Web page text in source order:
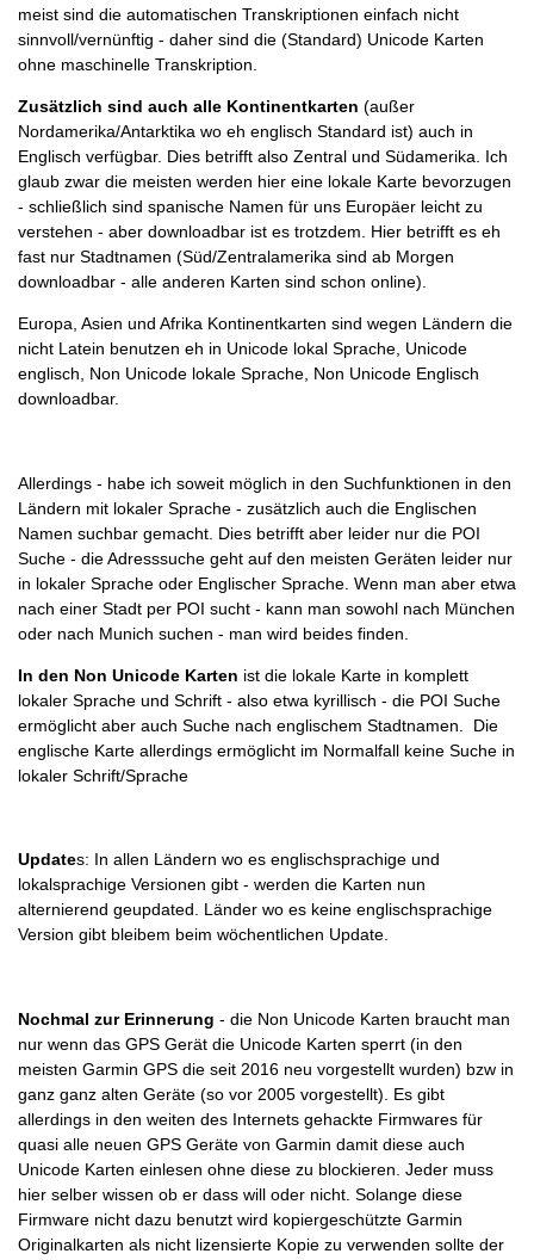
meist sind die automatischen Transkriptionen einfach nicht
sinnvoll/vernünftig - daher sind die (Standard) Unicode Karten
ohne maschinelle Transkription.
Zusätzlich sind auch alle Kontinentkarten (außer
Nordamerika/Antarktika wo eh englisch Standard ist) auch in
Englisch verfügbar. Dies betrifft also Zentral und Südamerika. Ich
glaub zwar die meisten werden hier eine lokale Karte bevorzugen
- schließlich sind spanische Namen für uns Europäer leicht zu
verstehen - aber downloadbar ist es trotzdem. Hier betrifft es eh
fast nur Stadtnamen (Süd/Zentralamerika sind ab Morgen
downloadbar - alle anderen Karten sind schon online).
Europa, Asien und Afrika Kontinentkarten sind wegen Ländern die
nicht Latein benutzen eh in Unicode lokal Sprache, Unicode
englisch, Non Unicode lokale Sprache, Non Unicode Englisch
downloadbar.
Allerdings - habe ich soweit möglich in den Suchfunktionen in den
Ländern mit lokaler Sprache - zusätzlich auch die Englischen
Namen suchbar gemacht. Dies betrifft aber leider nur die POI
Suche - die Adresssuche geht auf den meisten Geräten leider nur
in lokaler Sprache oder Englischer Sprache. Wenn man aber etwa
nach einer Stadt per POI sucht - kann man sowohl nach München
oder nach Munich suchen - man wird beides finden.
In den Non Unicode Karten ist die lokale Karte in komplett
lokaler Sprache und Schrift - also etwa kyrillisch - die POI Suche
ermöglicht aber auch Suche nach englischem Stadtnamen. Die
englische Karte allerdings ermöglicht im Normalfall keine Suche in
lokaler Schrift/Sprache
Updates: In allen Ländern wo es englischsprachige und
lokalsprachige Versionen gibt - werden die Karten nun
alternierend geupdated. Länder wo es keine englischsprachige
Version gibt bleibem beim wöchentlichen Update.
Nochmal zur Erinnerung - die Non Unicode Karten braucht man
nur wenn das GPS Gerät die Unicode Karten sperrt (in den
meisten Garmin GPS die seit 2016 neu vorgestellt wurden) bzw in
ganz ganz alten Geräte (so vor 2005 vorgestellt). Es gibt
allerdings in den weiten des Internets gehackte Firmwares für
quasi alle neuen GPS Geräte von Garmin damit diese auch
Unicode Karten einlesen ohne diese zu blockieren. Jeder muss
hier selber wissen ob er dass will oder nicht. Solange diese
Firmware nicht dazu benutzt wird kopiergeschützte Garmin
Originalkarten als nicht lizensierte Kopie zu verwenden sollte der